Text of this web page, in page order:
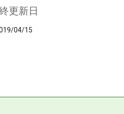
更新日
04/15